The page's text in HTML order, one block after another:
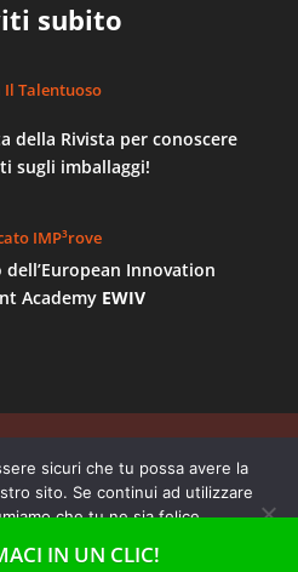
subito
Il Talentuoso
della Rivista per conoscere
sugli imballaggi!
IMP³rove
Innovation
Academy EWIV
04895300012 | REGISTRO
- NUMERO REA TO 668387
10156, Torino - Numeri di
|Privacy & Cookie
IN UN CLIC!
sicuri che tu possa avere la
sito. Se continui ad utilizzare
che tu ne sia felice.
Privacy policy